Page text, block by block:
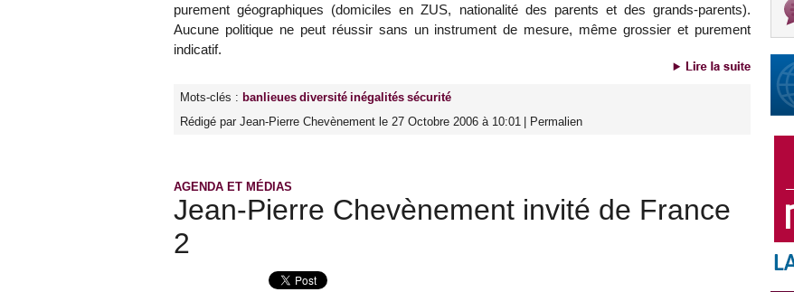
purement géographiques (domiciles en ZUS, nationalité des parents et des grands-parents).
Aucune politique ne peut réussir sans un instrument de mesure, même grossier et purement
indicatif.
Mots-clés : banlieues diversité inégalités sécurité
Rédigé par Jean-Pierre Chevènement le 27 Octobre 2006 à 10:01
Permalien
AGENDA ET MÉDIAS
Jean-Pierre Chevènement invité de France
2